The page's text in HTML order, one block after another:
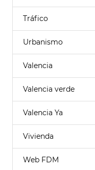
Tráfico
Urbanismo
Valencia
Valencia verde
Valencia Ya
Vivienda
Web FDM